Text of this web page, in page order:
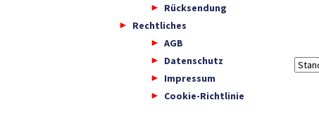
Rücksendung
Rechtliches
AGB
Datenschutz
Impressum
Cookie-Richtlinie